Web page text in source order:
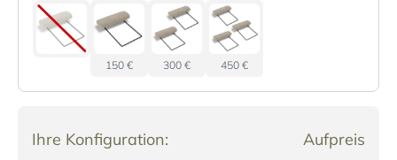
150 € 300 € 450 €
Ihre Konfiguration:
Aufpreis